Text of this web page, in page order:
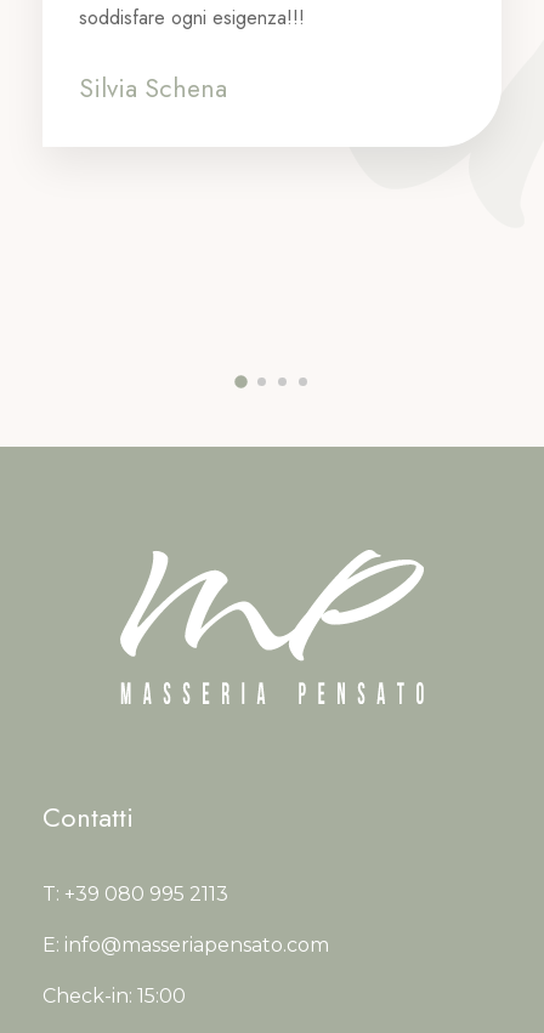
soddisfare ogni esigenza!!!
Silvia Schena
Contatti
T: +39 080 995 2113
E: info@masseriapensato.com
Check-in: 15:00